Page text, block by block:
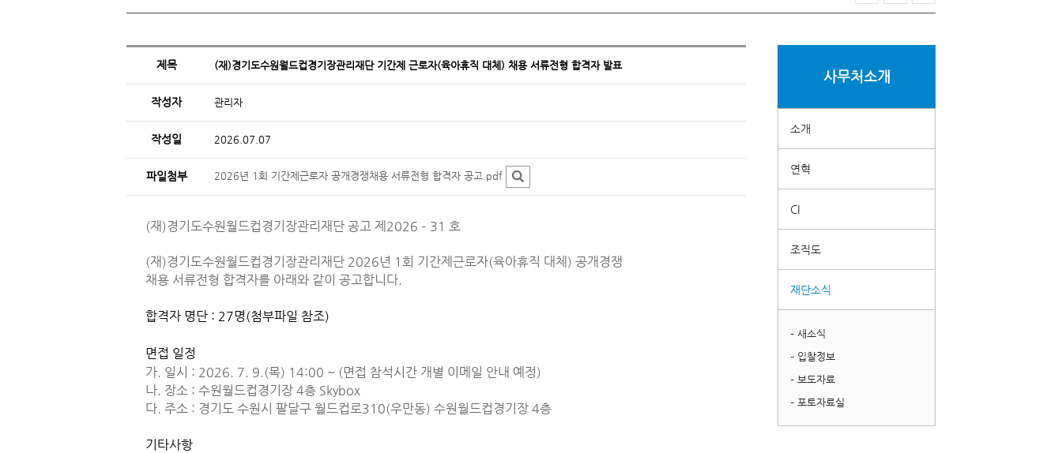
사무처소개
소개
연혁
CI
조직도
재단소식
– 새소식
– 입찰정보
– 보도자료
– 포토자료실
제목 (재)경기도수원월드컵경기장관리재단 기간제 근로자(육아휴직 대체) 채용 서류전형 합격자 발표
작성자 관리자
작성일 2026.07.07
파일첨부 2026년 1회 기간제근로자 공개경쟁채용 서류전형 합격자 공고.pdf
(재)경기도수원월드컵경기장관리재단 공고 제2026 – 31 호
(재)경기도수원월드컵경기장관리재단 2026년 1회 기간제근로자(육아휴직 대체) 공개경쟁
채용 서류전형 합격자를 아래와 같이 공고합니다.
합격자 명단 : 27명(첨부파일 참조)
면접 일정
가. 일시 : 2026. 7. 9.(목) 14:00 ~ (면접 참석시간 개별 이메일 안내 예정)
나. 장소 : 수원월드컵경기장 4층 Skybox
다. 주소 : 경기도 수원시 팔달구 월드컵로310(우만동) 수원월드컵경기장 4층
기타사항